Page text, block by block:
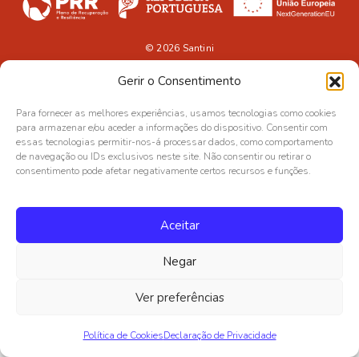
Gerir o Consentimento
Para fornecer as melhores experiências, usamos tecnologias como cookies
para armazenar e/ou aceder a informações do dispositivo. Consentir com
essas tecnologias permitir-nos-á processar dados, como comportamento
de navegação ou IDs exclusivos neste site. Não consentir ou retirar o
consentimento pode afetar negativamente certos recursos e funções.
Aceitar
Negar
Ver preferências
Política de CookiesDeclaração de Privacidade
© 2026 Santini